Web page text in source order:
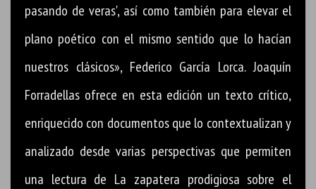
pasando de veras', así como también para elevar el
plano poético con el mismo sentido que lo hacían
nuestros clásicos», Federico García Lorca. Joaquín
Forradellas ofrece en esta edición un texto crítico,
enriquecido con documentos que lo contextualizan y
analizado desde varias perspectivas que permiten
una lectura de La zapatera prodigiosa sobre el